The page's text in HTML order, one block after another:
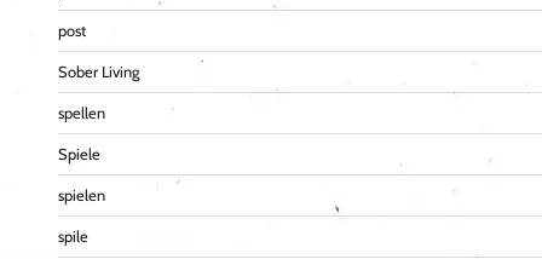
post
Sober Living
spellen
Spiele
spielen
spile